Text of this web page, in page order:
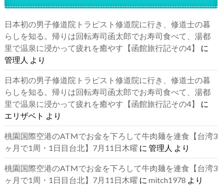
日本初の男子修道院トラピスト修道院に行き、修道士の暮
らしを知る。帰りは回転寿司函太郎でお寿司食べて、湯都
里で温泉に浸かって疲れを癒やす【函館旅行記その4】
に
管理人 より
日本初の男子修道院トラピスト修道院に行き、修道士の暮
らしを知る。帰りは回転寿司函太郎でお寿司食べて、湯都
里で温泉に浸かって疲れを癒やす【函館旅行記その4】
に
エリザベト より
桃園国際空港のATMでお金を下ろして牛肉麺を連食【台湾3
ヶ月で1周・1日目台北】7月11日木曜 に 管理人 より
桃園国際空港のATMでお金を下ろして牛肉麺を連食【台湾3
ヶ月で1周・1日目台北】7月11日木曜 に mitch1978 より